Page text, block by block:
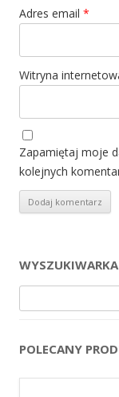
Adres email *
Witryna
Zapamiętaj moje
kolejnych
WYSZUKIWARKA
POLECANY